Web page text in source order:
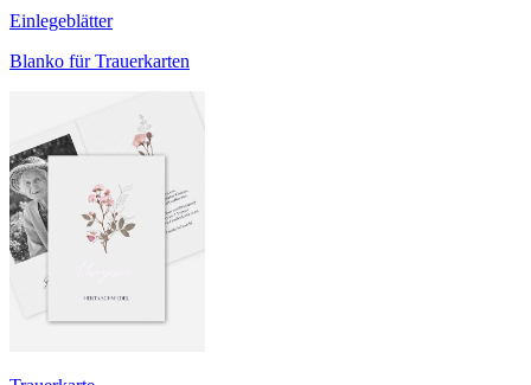
Einlegeblätter
Blanko für Trauerkarten